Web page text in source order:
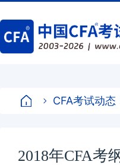
CFA考试动态
2018年CFA考